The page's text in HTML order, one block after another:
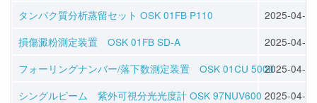
タンパク質分析蒸留セット OSK 01FB P110
2025-04-09
損傷澱粉測定装置 OSK 01FB SD-A
2025-04-09
フォーリングナンバー/落下数測定装置 OSK 01CU 50002025-04-09
シングルビーム 紫外可視分光光度計 OSK 97NUV600 2025-04-24